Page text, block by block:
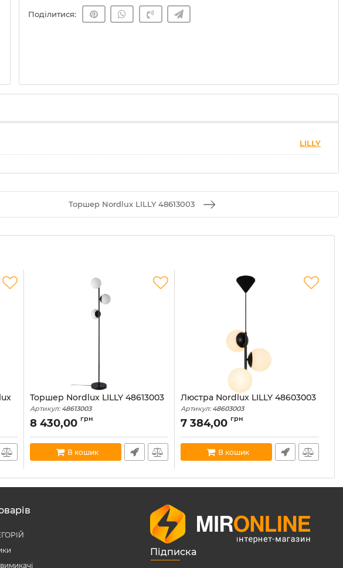
Поділитися:
LILLY
Торшер Nordlux LILLY 48613003
Торшер Nordlux LILLY 48613003
Артикул:48613003
В наявності:4
8 430,00 грн
В кошик
Люстра Nordlux LILLY 48603003
Артикул:48603003
В наявності:5
7 384,00 грн
В кошик
Підписка